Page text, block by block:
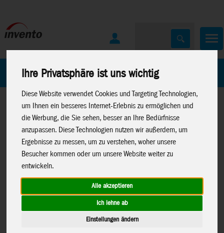
Ihre Privatsphäre ist uns wichtig
Diese Website verwendet Cookies und Targeting Technologien,
um Ihnen ein besseres Internet-Erlebnis zu ermöglichen und
die Werbung, die Sie sehen, besser an Ihre Bedürfnisse
anzupassen. Diese Technologien nutzen wir außerdem, um
Ergebnisse zu messen, um zu verstehen, woher unsere
Besucher kommen oder um unsere Website weiter zu
entwickeln.
Alle akzeptieren
Ich lehne ab
Einstellungen ändern
Home Marken
Home>Spielwaren>
Canenco
Neuheiten 2026>Neuheiten 01-26
Create It